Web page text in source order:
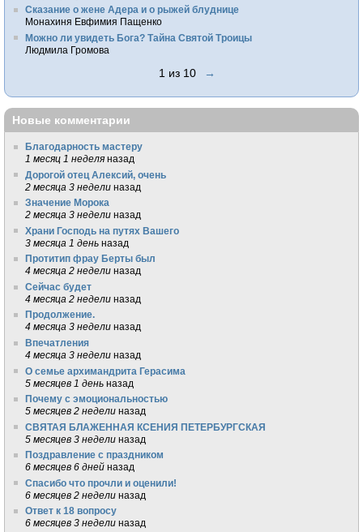
Сказание о жене Адера и о рыжей блуднице
Монахиня Евфимия Пащенко
Можно ли увидеть Бога? Тайна Святой Троицы
Людмила Громова
1 из 10 →
Новые комментарии
Благодарность мастеру
1 месяц 1 неделя назад
Дорогой отец Алексий, очень
2 месяца 3 недели назад
Значение Морока
2 месяца 3 недели назад
Храни Господь на путях Вашего
3 месяца 1 день назад
Протитип фрау Берты был
4 месяца 2 недели назад
Сейчас будет
4 месяца 2 недели назад
Продолжение.
4 месяца 3 недели назад
Впечатления
4 месяца 3 недели назад
О семье архимандрита Герасима
5 месяцев 1 день назад
Почему с эмоциональностью
5 месяцев 2 недели назад
СВЯТАЯ БЛАЖЕННАЯ КСЕНИЯ ПЕТЕРБУРГСКАЯ
5 месяцев 3 недели назад
Поздравление с праздником
6 месяцев 6 дней назад
Спасибо что прочли и оценили!
6 месяцев 2 недели назад
Ответ к 18 вопросу
6 месяцев 3 недели назад